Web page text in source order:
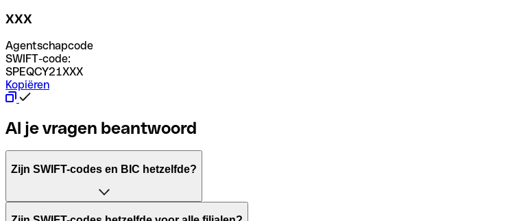
XXX
Agentschapcode
SWIFT-code:
SPEQCY21XXX
Kopiëren
Al je vragen beantwoord
Zijn SWIFT-codes en BIC hetzelfde?